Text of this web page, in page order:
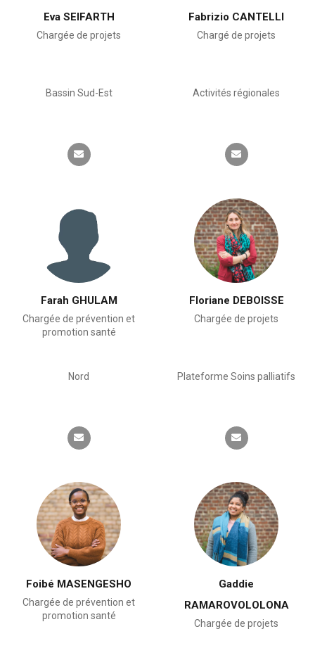
Eva SEIFARTH
Chargée de projets
Bassin Sud-Est
Fabrizio CANTELLI
Chargé de projets
Activités régionales
Farah GHULAM
Chargée de prévention et
promotion santé
Nord
Floriane DEBOISSE
Chargée de projets
Plateforme Soins palliatifs
Foibé MASENGESHO
Chargée de prévention et
promotion santé
Gaddie
RAMAROVOLOLONA
Chargée de projets